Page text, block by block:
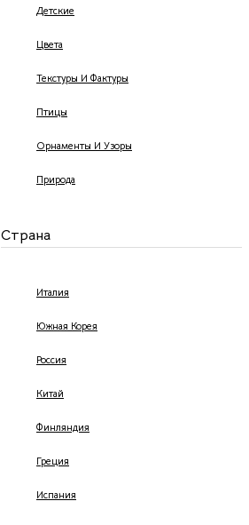
Детские
Цвета
Текстуры И Фактуры
Птицы
Орнаменты И Узоры
Природа
Страна
Италия
Южная Корея
Россия
Китай
Финляндия
Греция
Испания